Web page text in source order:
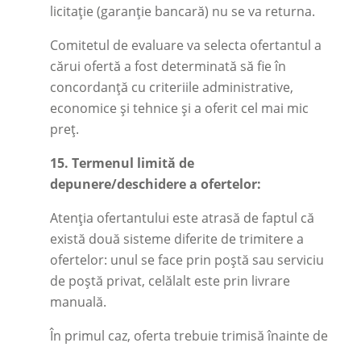
licitație (garanție bancară) nu se va returna.
Comitetul de evaluare va selecta ofertantul a
cărui ofertă a fost determinată să fie în
concordanță cu criteriile administrative,
economice și tehnice și a oferit cel mai mic
preț.
15. Termenul limită de
depunere/deschidere a ofertelor:
Atenția ofertantului este atrasă de faptul că
există două sisteme diferite de trimitere a
ofertelor: unul se face prin poștă sau serviciu
de poștă privat, celălalt este prin livrare
manuală.
În primul caz, oferta trebuie trimisă înainte de